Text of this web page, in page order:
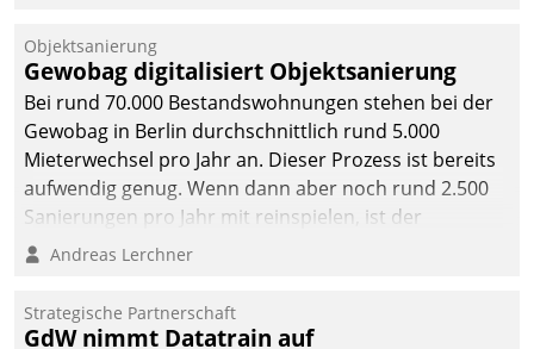
Unternehmen.
Objektsanierung
Gewobag digitalisiert Objektsanierung
Bei rund 70.000 Bestandswohnungen stehen bei der
Gewobag in Berlin durchschnittlich rund 5.000
Mieterwechsel pro Jahr an. Dieser Prozess ist bereits
aufwendig genug. Wenn dann aber noch rund 2.500
Sanierungen pro Jahr mit reinspielen, ist der
Betreuungs- und Organisationsaufwand immens. Im
kommunale Wohnungsbauunternehmen daher
gemeinsam mit der Berliner Datatrain GmbH den
Andreas Lerchner
Strategische Partnerschaft
GdW nimmt Datatrain auf